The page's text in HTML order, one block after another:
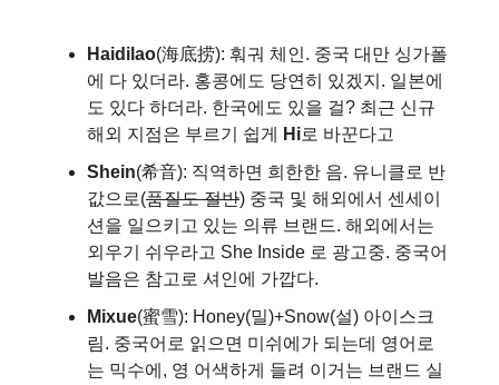
Haidilao(海底捞): 훠궈 체인. 중국 대만 싱가폴
에 다 있더라. 홍콩에도 당연히 있겠지. 일본에
도 있다 하더라. 한국에도 있을 걸? 최근 신규
해외 지점은 부르기 쉽게
Hi로 바꾼다고
Shein(希音): 직역하면 희한한 음. 유니클로 반
값으로(품질도 절반) 중국 및 해외에서 센세이
션을 일으키고 있는 의류 브랜드. 해외에서는
외우기 쉬우라고 She Inside 로 광고중. 중국어
발음은 참고로 셔인에 가깝다.
Mixue(蜜雪): Honey(밀)+Snow(설) 아이스크
림. 중국어로 읽으면 미쉬에가 되는데 영어로
는 믹수에, 영 어색하게 들려 이거는 브랜드 실